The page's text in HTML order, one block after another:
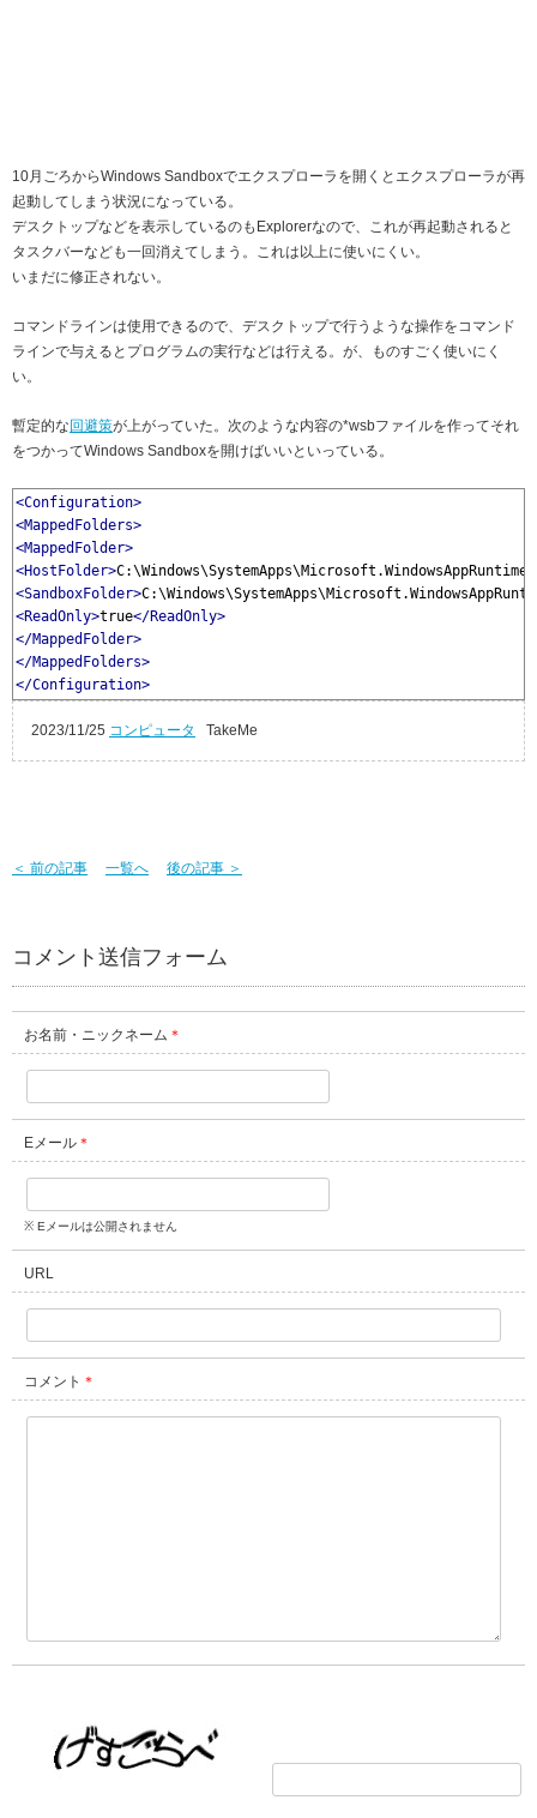
10月ごろからWindows Sandboxでエクスプローラを開くとエクスプローラが再
起動してしまう状況になっている。
デスクトップなどを表示しているのもExplorerなので、これが再起動されると
タスクバーなども一回消えてしまう。これは以上に使いにくい。
いまだに修正されない。
コマンドラインは使用できるので、デスクトップで行うような操作をコマンド
ラインで与えるとプログラムの実行などは行える。が、ものすごく使いにく
い。
暫定的な 回避策が上がっていた。次のような内容の*wsbファイルを作ってそれ
をつかってWindows Sandboxを開けばいいといっている。
<Configuration>
<MappedFolders>
<MappedFolder>
<HostFolder>
<SandboxFolder>
<ReadOnly>true</ReadOnly>
</MappedFolder>
</MappedFolders>
</Configuration>
2023/11/25 コンピュータ TakeMe
＜ 前の記事 一覧へ 後の記事 ＞
コメント送信フォーム
お名前・ニックネーム ＊
Eメール ＊
※ Eメールは公開されません
URL
コメント ＊